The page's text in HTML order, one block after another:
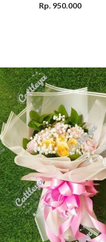
Rp. 950.000